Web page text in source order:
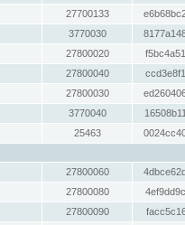
27700133
3770030
27800020
27800040
27800030
3770040
25463
27800060
27800080
27800090